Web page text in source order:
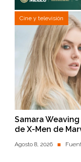
Cine y televisión
Samara
de X-Men de
Agosto 8, 2026